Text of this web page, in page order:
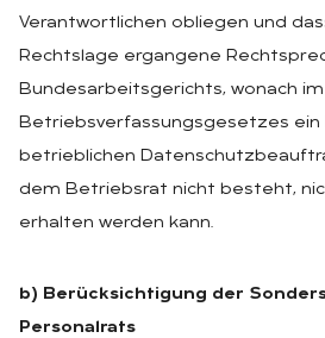
Verantwortlichen obliegen und
Rechtslage ergangene
Bundesarbeitsgerichts, wonach
Betriebsverfassungsgesetzes
betrieblichen
dem Betriebsrat nicht besteht,
erhalten werden kann.
b) Berücksichtigung der
Personalrats